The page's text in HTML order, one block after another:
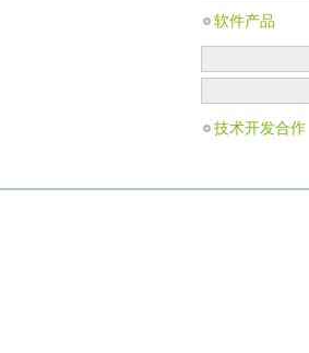
软件产品
技术开发合作